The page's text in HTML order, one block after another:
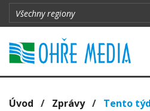
Úvod / Zprávy/ Tento